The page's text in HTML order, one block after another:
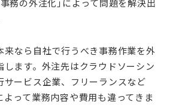
務の外注化｣によって問題を解決出
来なら自社で行うべき事務作業を外
ます。外注先はクラウドソーシン
サービス企業、フリーランスなど
って業務内容や費用も違ってきま